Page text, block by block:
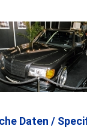
Daten /